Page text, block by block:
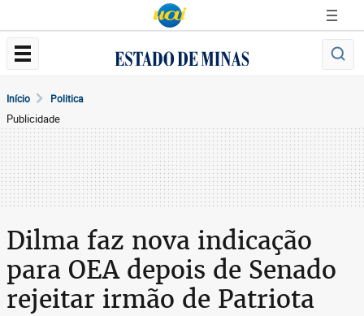
Início Politica
Publicidade
Dilma faz nova indicação
para OEA depois de Senado
rejeitar irmão de Patriota